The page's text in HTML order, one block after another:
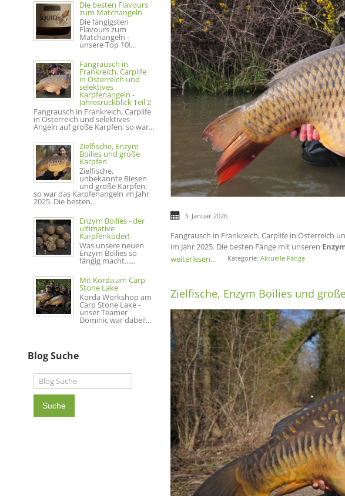
Die besten Flavours
zum Matchangeln
Die fängigsten
Flavours zum
Matchangeln -
unsere Top 10!...
Fangrausch in
Frankreich, Carplife
in Österreich und
selektives
Karpfenangeln -
Jahresrückblick Teil 2
Fangrausch in Frankreich, Carplife
in Österreich und selektives
Angeln auf große Karpfen: so war...
Zielfische, Enzym
Boilies und große
Karpfen
Zielfische,
unbekannte Riesen
und große Karpfen:
so war das Karpfenangeln im Jahr
2025. Die besten...
Enzym Boilies - der
ultimative
Karpfenköder!
Was unsere neuen
Enzym Boilies so
fängig macht......
Mit Korda am Carp
Stone Lake
Korda Workshop am
Carp Stone Lake -
unser Teamer
Dominic war dabei!...
Blog Suche
Suche
3. Januar 2026
Fangrausch in Frankreich, Carplife in Österreich
im Jahr 2025. Die besten Fänge mit unseren
weiterlesen...
Kategorie: Aktuelle Fänge
Zielfische, Enzym Boilies und